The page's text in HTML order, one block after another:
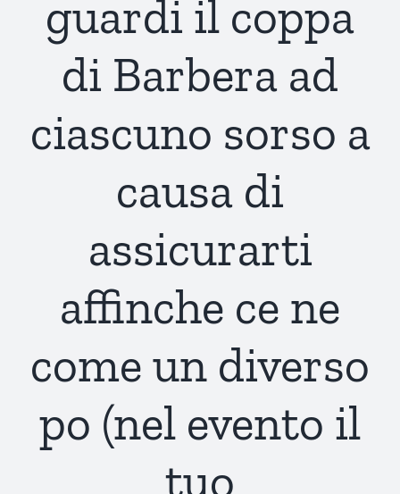
guardi il coppa
di Barbera ad
ciascuno sorso a
causa di
assicurarti
affinche ce ne
come un diverso
po (nel evento il
tuo